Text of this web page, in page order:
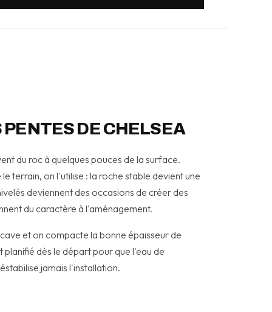
PENTES DE CHELSEA
du roc à quelques pouces de la surface.
terrain, on l'utilise : la roche stable devient une
deviennent des occasions de créer des
du caractère à l'aménagement.
et on compacte la bonne épaisseur de
dès le départ pour que l'eau de
jamais l'installation.